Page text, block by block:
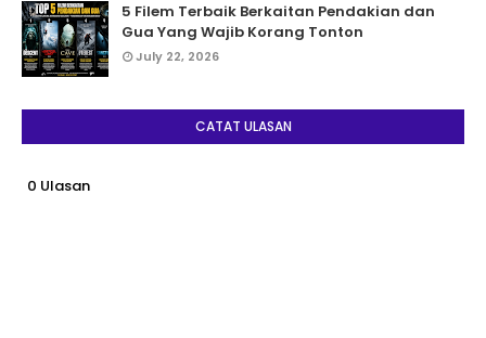
5 Filem Terbaik Berkaitan Pendakian dan
Gua Yang Wajib Korang Tonton
July 22, 2026
CATAT ULASAN
0 Ulasan